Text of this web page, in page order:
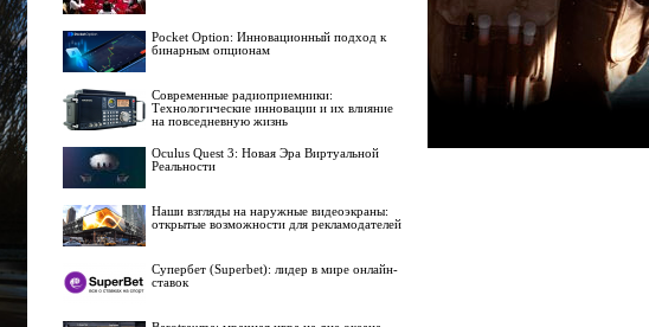
Pocket Option: Инновационный подход к
бинарным опционам
Современные радиоприемники:
Технологические инновации и их влияние
на повседневную жизнь
Oculus Quest 3: Новая Эра Виртуальной
Реальности
Наши взгляды на наружные видеоэкраны:
открытые возможности для рекламодателей
Супербет (Superbet): лидер в мире онлайн-
ставок